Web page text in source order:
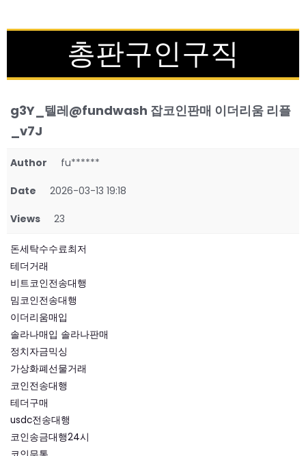
총판구인구직
g3Y_텔레@fundwash 잡코인판매 이더리움 리플
_v7J
Author fu******
Date 2026-03-13 19:18
Views 23
돈세탁수수료최저
테더거래
비트코인전송대행
밈코인전송대행
이더리움매입
솔라나매입 솔라나판매
정치자금믹싱
가상화폐선물거래
코인전송대행
테더구매
usdc전송대행
코인송금대행24시